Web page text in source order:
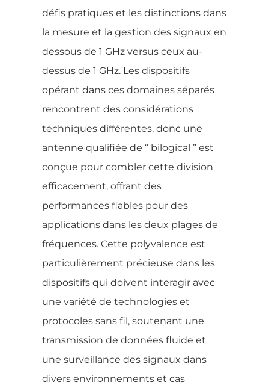
défis pratiques et les distinctions dans
la mesure et la gestion des signaux en
dessous de 1 GHz versus ceux au-
dessus de 1 GHz. Les dispositifs
opérant dans ces domaines séparés
rencontrent des considérations
techniques différentes, donc une
antenne qualifiée de “ bilogical ” est
conçue pour combler cette division
efficacement, offrant des
performances fiables pour des
applications dans les deux plages de
fréquences. Cette polyvalence est
particulièrement précieuse dans les
dispositifs qui doivent interagir avec
une variété de technologies et
protocoles sans fil, soutenant une
transmission de données fluide et
une surveillance des signaux dans
divers environnements et cas